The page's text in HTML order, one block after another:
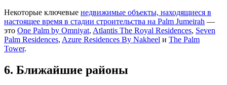
Некоторые ключевые недвижимые объекты, находящиеся в
настоящее время в стадии строительства на Palm Jumeirah —
это One Palm by Omniyat, Atlantis The Royal Residences, Seven
Palm Residences, Azure Residences By Nakheel и The Palm
Tower.
6. Ближайшие районы